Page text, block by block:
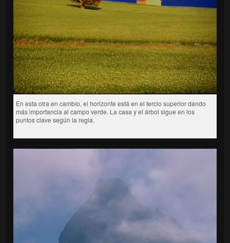
En esta otra en cambío, el horizonte está en el tercio superior dando
más importancia al campo verde. La casa y el árbol sigue en los
puntos clave según la regla.